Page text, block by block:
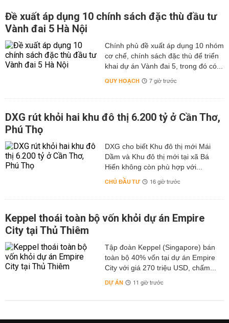
Đề xuất áp dụng 10 chính sách đặc thù đầu tư
Vành đai 5 Hà Nội
Chính phủ đề xuất áp dụng 10 nhóm
cơ chế, chính sách đặc thù để triển
khai dự án Vành đai 5, trong đó có...
QUY HOẠCH 7 giờ trước
DXG rút khỏi hai khu đô thị 6.200 tỷ ở Cần Thơ,
Phú Thọ
DXG cho biết Khu đô thị mới Mái
Dầm và Khu đô thị mới tại xã Bá
Hiến không còn phù hợp với...
CHỦ ĐẦU TƯ 16 giờ trước
Keppel thoái toàn bộ vốn khỏi dự án Empire
City tại Thủ Thiêm
Tập đoàn Keppel (Singapore) bán
toàn bộ 40% vốn tại dự án Empire
City với giá 270 triệu USD, chấm...
DỰ ÁN 11 giờ trước